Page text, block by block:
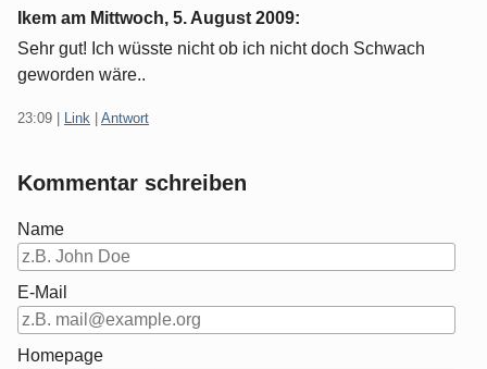
Ikem am Mittwoch, 5. August 2009:
Sehr gut! Ich wüsste nicht ob ich nicht doch Schwach
geworden wäre..
23:09 Link Antwort
Kommentar schreiben
Name
E-Mail
Homepage